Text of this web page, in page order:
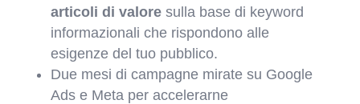
articoli di valoresulla base di keyword
informazionali che rispondono alle
esigenze del tuo pubblico.
Due mesi di campagne mirate su Google
Ads e Meta per accelerarne